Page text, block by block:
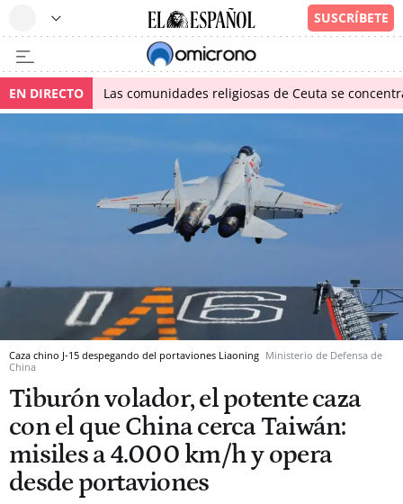
EN DIRECTO Las comunidades religiosas de Ceuta se
Caza chino J-15 despegando del portaviones Liaoning Ministerio de Defensa de
China
Tiburón volador, el potente caza
con el que China cerca Taiwán:
misiles a 4.000 km/h y opera
desde portaviones